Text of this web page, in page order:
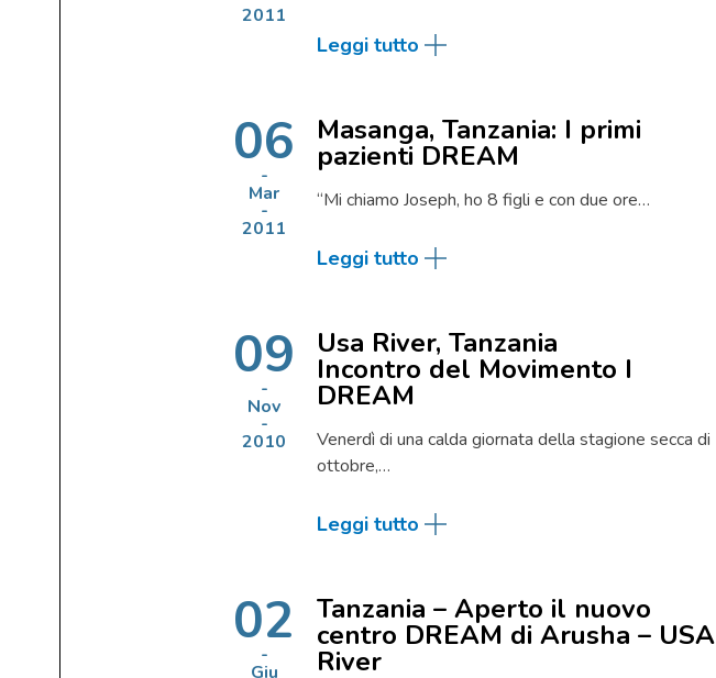
2011
Leggi tutto
06
Mar
2011
Masanga, Tanzania: I primi
pazienti DREAM
“Mi chiamo Joseph, ho 8 figli e con due ore…
Leggi tutto
09
Nov
2010
Usa River, Tanzania
Incontro del Movimento I
DREAM
Venerdì di una calda giornata della stagione secca di
ottobre,…
Leggi tutto
02
Giu
Tanzania – Aperto il nuovo
centro DREAM di Arusha – USA
River